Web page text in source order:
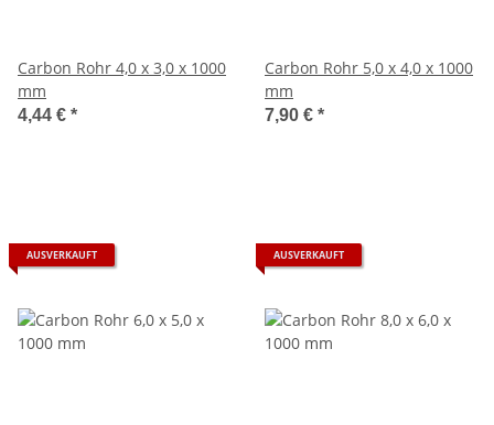
Carbon Rohr 4,0 x 3,0 x 1000
mm
4,44 € *
Carbon Rohr 5,0 x 4,0 x 1000
mm
7,90 € *
AUSVERKAUFT AUSVERKAUFT